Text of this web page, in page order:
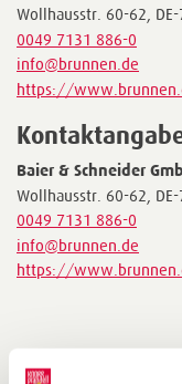
Wollhausstr. 60-62,
0049 7131 886-0
info@brunnen.de
https://
Baier & Schneider
Wollhausstr. 60-62,
0049 7131 886-0
info@brunnen.de
https://